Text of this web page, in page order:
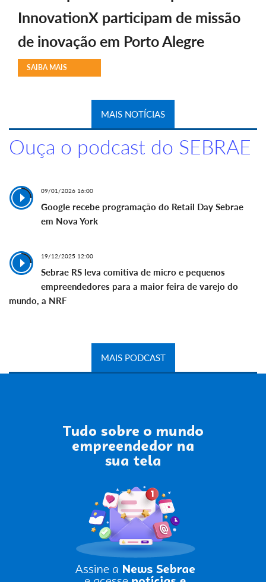
InnovationX participam de missão
de inovação em Porto Alegre
SAIBA MAIS
MAIS NOTÍCIAS
Ouça o podcast do SEBRAE
09/01/2026 16:00
Google recebe programação do Retail Day Sebrae
em Nova York
19/12/2025 12:00
Sebrae RS leva comitiva de micro e pequenos
empreendedores para a maior feira de varejo do
mundo, a NRF
MAIS PODCAST